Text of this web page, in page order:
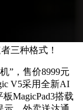
三种格式！
”，售价8999元
V5采用全新AI
MagicPad3搭载